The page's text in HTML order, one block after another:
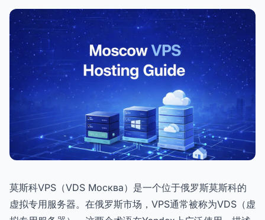
莫斯科VPS（VDS Москва）是一个位于俄罗斯莫斯科的
虚拟专用服务器。在俄罗斯市场，VPS通常被称为VDS（虚